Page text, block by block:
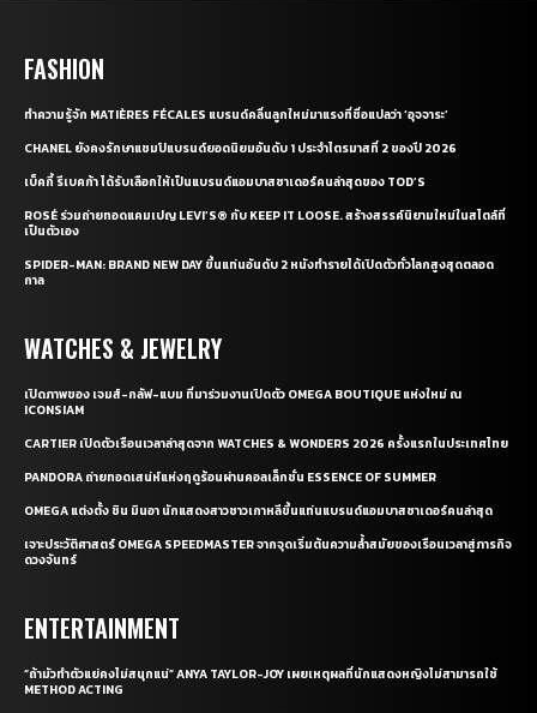
FASHION
ทำความรู้จัก MATIÈRES FÉCALES แบรนด์คลื่นลูกใหม่มาแรงที่ชื่อแปลว่า ‘อุจจาระ’
CHANEL ยังคงรักษาแชมป์แบรนด์ยอดนิยมอันดับ 1 ประจำไตรมาสที่ 2 ของปี 2026
เบ็คกี้ รีเบคก้า ได้รับเลือกให้เป็นแบรนด์แอมบาสซาเดอร์คนล่าสุดของ TOD’S
ROSÉ ร่วมถ่ายทอดแคมเปญ LEVI’S® กับ KEEP IT LOOSE. สร้างสรรค์นิยามใหม่ในสไตล์ที่
เป็นตัวเอง
SPIDER-MAN: BRAND NEW DAY ขึ้นแท่นอันดับ 2 หนังทำรายได้เปิดตัวทั่วโลกสูงสุดตลอด
กาล
WATCHES & JEWELRY
เปิดภาพของ เจมส์-กลัฟ-แบม ที่มาร่วมงานเปิดตัว OMEGA BOUTIQUE แห่งใหม่ ณ
ICONSIAM
CARTIER เปิดตัวเรือนเวลาล่าสุดจาก WATCHES & WONDERS 2026 ครั้งแรกในประเทศไทย
PANDORA ถ่ายทอดเสน่ห์แห่งฤดูร้อนผ่านคอลเล็กชั่น ESSENCE OF SUMMER
OMEGA แต่งตั้ง ชิน มินอา นักแสดงสาวชาวเกาหลีขึ้นแท่นแบรนด์แอมบาสซาเดอร์คนล่าสุด
เจาะประวัติศาสตร์ OMEGA SPEEDMASTER จากจุดเริ่มต้นความล้ำสมัยของเรือนเวลาสู่ภารกิจ
ดวงจันทร์
ENTERTAINMENT
“ถ้ามัวทำตัวแย่คงไม่สนุกแน่” ANYA TAYLOR-JOY เผยเหตุผลที่นักแสดงหญิงไม่สามารถใช้
METHOD ACTING